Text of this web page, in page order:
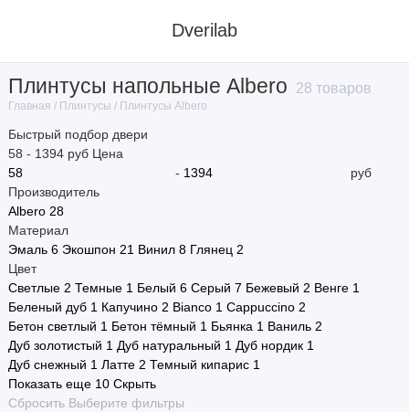
Dverilab
Плинтусы напольные Albero 28 товаров
Главная Плинтусы Плинтусы Albero
Плинтусы VFD
Плинтусы Браво
Быстрый подбор двери
58 - 1394 руб Цена
-
руб
Производитель
Albero 28
Материал
Эмаль 6 Экошпон 21 Винил 8 Глянец 2
Цвет
Светлые 2 Темные 1 Белый 6 Серый 7 Бежевый 2 Венге 1
Беленый дуб 1 Капучино 2 Bianco 1 Cappuccino 2
Бетон светлый 1 Бетон тёмный 1 Бьянка 1 Ваниль 2
Дуб золотистый 1 Дуб натуральный 1 Дуб нордик 1
Дуб снежный 1 Латте 2 Темный кипарис 1
Показать еще 10 Скрыть
Сбросить Выберите фильтры